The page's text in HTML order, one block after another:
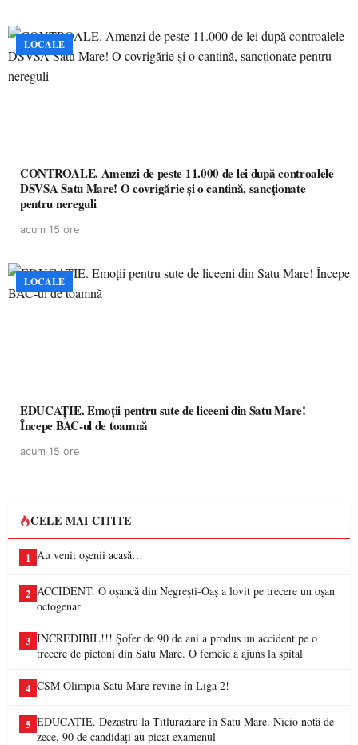
LOCALE
CONTROALE. Amenzi de peste 11.000 de lei după controalele
DSVSA Satu Mare! O covrigărie și o cantină, sancționate
pentru nereguli
acum 15 ore
LOCALE
EDUCAȚIE. Emoții pentru sute de liceeni din Satu Mare!
Începe BAC-ul de toamnă
acum 15 ore
CELE MAI CITITE
1 Au venit oșenii acasă…
2 ACCIDENT. O oșancă din Negrești-Oaș a lovit pe trecere un oșan
octogenar
3 INCREDIBIL!!! Șofer de 90 de ani a produs un accident pe o
trecere de pietoni din Satu Mare. O femeie a ajuns la spital
4 CSM Olimpia Satu Mare revine în Liga 2!
5 EDUCAȚIE. Dezastru la Titluraziare în Satu Mare. Nicio notă de
zece, 90 de candidați au picat examenul